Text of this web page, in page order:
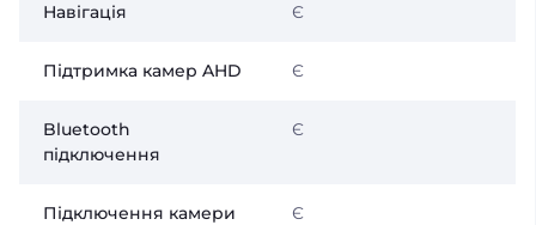
Навігація Є
Підтримка камер AHD Є
Bluetooth
підключення
Є
Підключення камери
Є